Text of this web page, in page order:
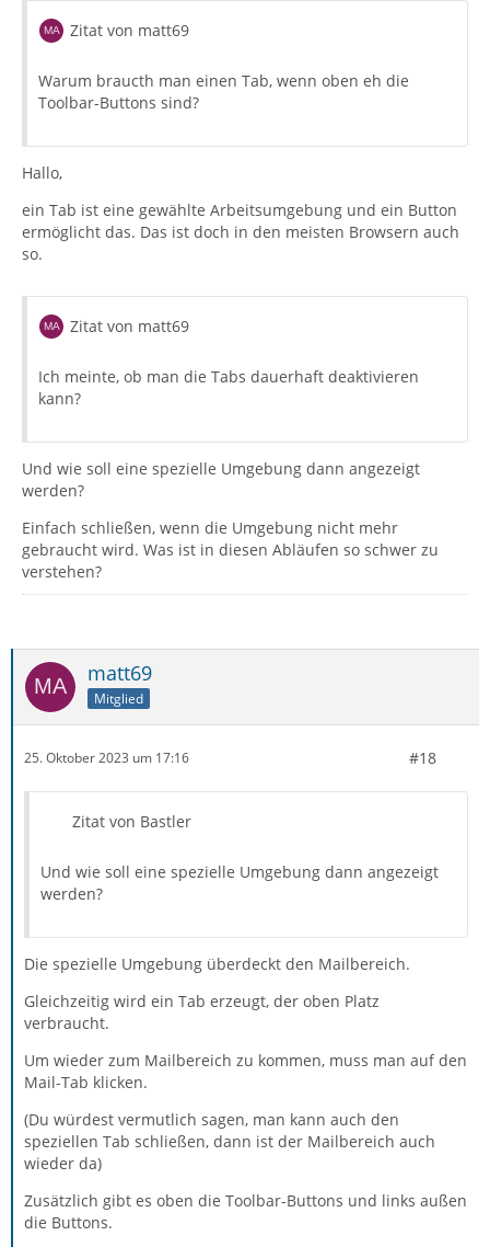
Zitat von matt69
Warum braucth man einen Tab, wenn oben eh die
Toolbar-Buttons sind?
Hallo,
ein Tab ist eine gewählte Arbeitsumgebung und ein Button
ermöglicht das. Das ist doch in den meisten Browsern auch
so.
Zitat von matt69
Ich meinte, ob man die Tabs dauerhaft deaktivieren
kann?
Und wie soll eine spezielle Umgebung dann angezeigt
werden?
Einfach schließen, wenn die Umgebung nicht mehr
gebraucht wird. Was ist in diesen Abläufen so schwer zu
verstehen?
matt69
Mitglied
25. Oktober 2023 um 17:16 #18
Zitat von Bastler
Und wie soll eine spezielle Umgebung dann angezeigt
werden?
Die spezielle Umgebung überdeckt den Mailbereich.
Gleichzeitig wird ein Tab erzeugt, der oben Platz
verbraucht.
Um wieder zum Mailbereich zu kommen, muss man auf den
Mail-Tab klicken.
(Du würdest vermutlich sagen, man kann auch den
speziellen Tab schließen, dann ist der Mailbereich auch
wieder da)
Zusätzlich gibt es oben die Toolbar-Buttons und links außen
die Buttons.